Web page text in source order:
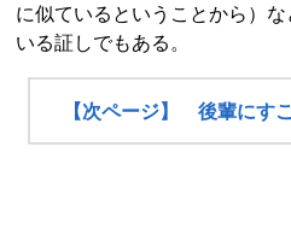
に似ているということから）
いる証しでもある。
【次ページ】 後輩にす